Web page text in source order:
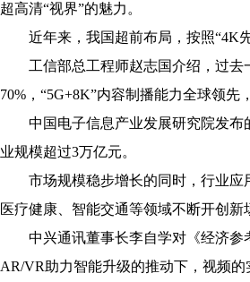
超高清“视界”的魅力。
近年来，我国超前布局，按照“4K先
工信部总工程师赵志国介绍，过去
70%，“5G+8K”内容制播能力全球领
中国电子信息产业发展研究院发布的
业规模超过3万亿元。
市场规模稳步增长的同时，行业应用
医疗健康、智能交通等领域不断开创新
中兴通讯董事长李自学对《经济参考
AR/VR助力智能升级的推动下，视频